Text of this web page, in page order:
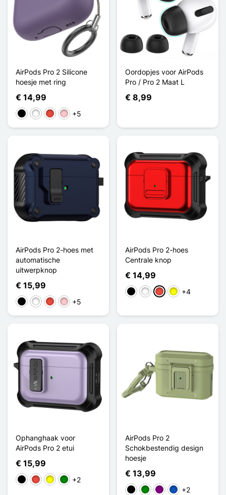
AirPods Pro 2 Silicone
hoesje met ring
€ 14,99
ZwartWit RoodRoze+5
Oordopjes voor AirPods
Pro / Pro 2 Maat L
€ 8,99
AirPods Pro 2-hoes met
automatische
uitwerpknop
€ 15,99
ZwartWit RoodRoze+5
AirPods Pro 2-hoes
Centrale knop
€ 14,99
ZwartWit RoodGeel+4
Ophanghaak voor
AirPods Pro 2 etui
€ 15,99
ZwartRoodGeelGroen
+2
AirPods Pro 2
Schokbestendig design
hoesje
€ 13,99
ZwartGroenPurperSaphir
+2